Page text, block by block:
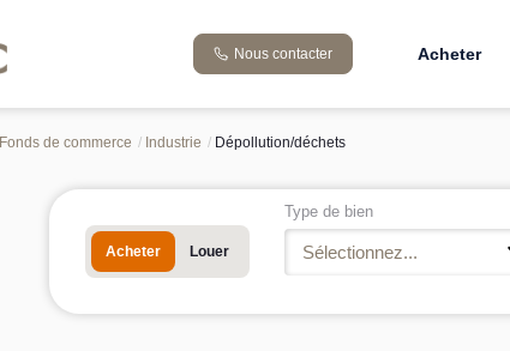
Nous contacter Acheter
Fonds de commerce Industrie Dépollution/déchets
Acheter Louer
Type de bien
Sélectionnez...